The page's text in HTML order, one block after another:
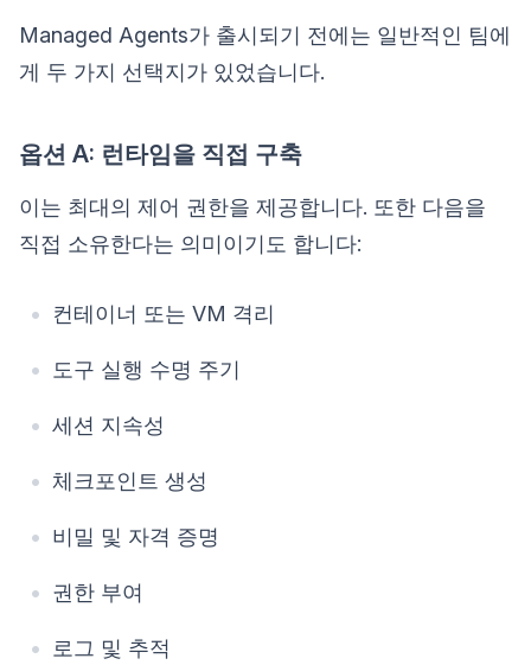
Managed Agents가 출시되기 전에는 일반적인 팀에
게 두 가지 선택지가 있었습니다.
옵션 A: 런타임을 직접 구축
이는 최대의 제어 권한을 제공합니다. 또한 다음을
직접 소유한다는 의미이기도 합니다:
컨테이너 또는 VM 격리
도구 실행 수명 주기
세션 지속성
체크포인트 생성
비밀 및 자격 증명
권한 부여
로그 및 추적